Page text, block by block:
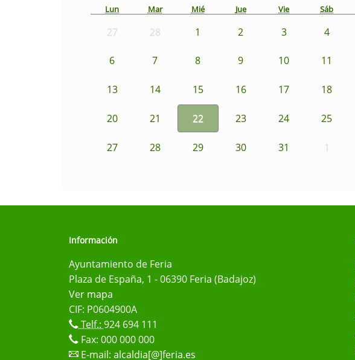
Lun Mar Mié Jue Vie Sáb
27 28 1 2 3 4
6 7 8 9 10 11
13 14 15 16 17 18
20 21 22 23 24 25
27 28 29 30 31 1
Información
Ayuntamiento de Feria
Plaza de España, 1 - 06390 Feria (Badajoz)
Ver mapa
CIF: P0604900A
Telf.: 924 694 111
Fax: 000 000 000
E-mail: alcaldia[@]feria.es